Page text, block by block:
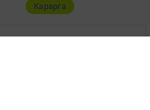
Карарга